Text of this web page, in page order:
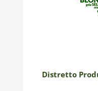
Distretto